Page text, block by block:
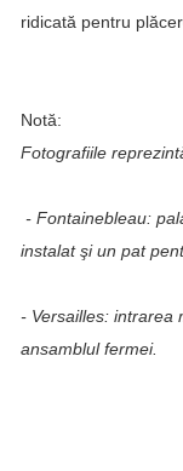
ridicată pentru
Notă:
Fotografiile
- Fontainebleau:
instalat şi un pat
- Versailles: intrarea
ansamblul fermei.